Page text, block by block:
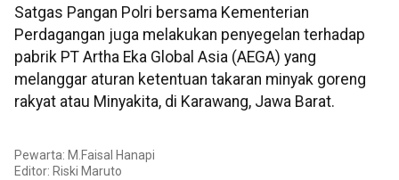
Satgas Pangan Polri bersama Kementerian
Perdagangan juga melakukan penyegelan terhadap
pabrik PT Artha Eka Global Asia (AEGA) yang
melanggar aturan ketentuan takaran minyak goreng
rakyat atau Minyakita, di Karawang, Jawa Barat.
Pewarta: M.Faisal Hanapi
Editor: Riski Maruto